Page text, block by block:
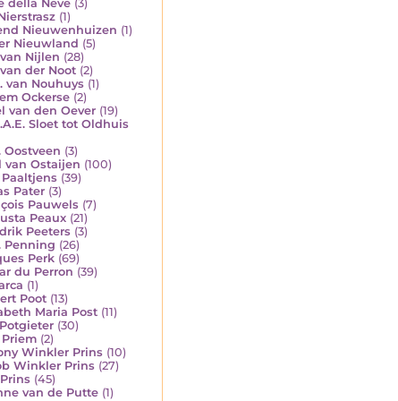
della Neve (3)
(1)
Nieuwenhuizen (1)
Nieuwland (5)
Nijlen (28)
der Noot (2)
van Nouhuys (1)
Ockerse (2)
van den Oever (19)
Sloet tot Oldhuis
Oostveen (3)
van Ostaijen (100)
Paaltjens (39)
Pater (3)
Pauwels (7)
Peaux (21)
Peeters (3)
Penning (26)
Perk (69)
du Perron (39)
(1)
Poot (13)
Maria Post (11)
(30)
Priem (2)
Winkler Prins (10)
Winkler Prins (27)
(45)
van de Putte (1)